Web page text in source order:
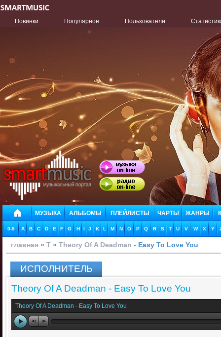
Новинки Популярное Пользователи
МУЗЫКА АЛЬБОМЫ ПЛЕЙЛИСТЫ ЧАРТЫ ЖАНРЫ
0-9 A B C D E F G H I J K L M N O P Q R S T U V W X Y
главная » T » Theory Of A Deadman - Easy To Love You
ИСПОЛНИТЕЛЬ
Theory Of A Deadman - Easy To Love You
Theory Of A Deadman - Easy To Love You